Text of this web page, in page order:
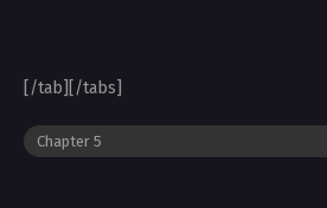
[/tab][/tabs]